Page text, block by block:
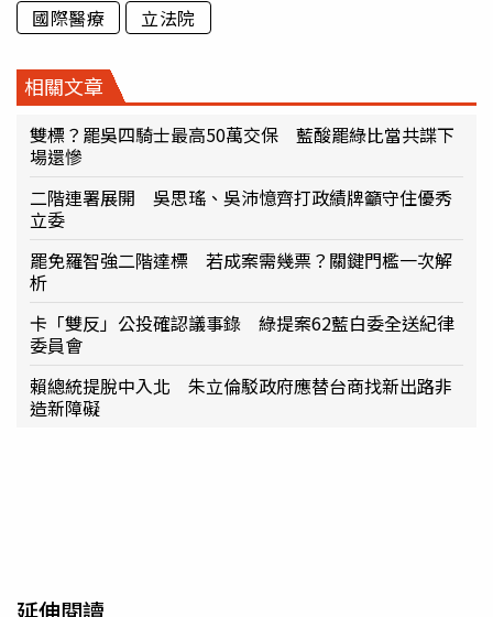
國際醫療
立法院
相關文章
雙標？罷吳四騎士最高50萬交保 藍酸罷綠比當共諜下
場還慘
二階連署展開 吳思瑤、吳沛憶齊打政績牌籲守住優秀
立委
罷免羅智強二階達標 若成案需幾票？關鍵門檻一次解
析
卡「雙反」公投確認議事錄 綠提案62藍白委全送紀律
委員會
賴總統提脫中入北 朱立倫駁政府應替台商找新出路非
造新障礙
延伸閱讀